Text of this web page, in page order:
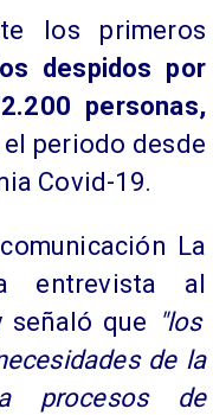
los primeros
despidos por
personas,
periodo desde
Covid-19.
La
entrevista al
señaló que "los
de la
procesos de